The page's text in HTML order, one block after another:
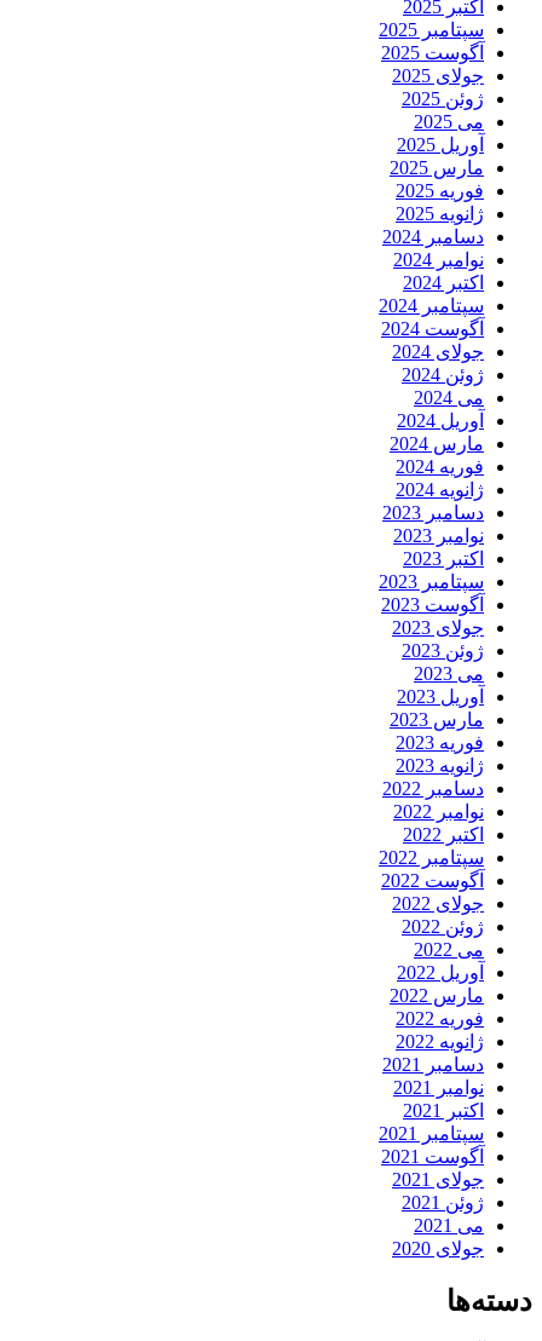
اکتبر 2025
سپتامبر 2025
آگوست 2025
جولای 2025
ژوئن 2025
می 2025
آوریل 2025
مارس 2025
فوریه 2025
ژانویه 2025
دسامبر 2024
نوامبر 2024
اکتبر 2024
سپتامبر 2024
آگوست 2024
جولای 2024
ژوئن 2024
می 2024
آوریل 2024
مارس 2024
فوریه 2024
ژانویه 2024
دسامبر 2023
نوامبر 2023
اکتبر 2023
سپتامبر 2023
آگوست 2023
جولای 2023
ژوئن 2023
می 2023
آوریل 2023
مارس 2023
فوریه 2023
ژانویه 2023
دسامبر 2022
نوامبر 2022
اکتبر 2022
سپتامبر 2022
آگوست 2022
جولای 2022
ژوئن 2022
می 2022
آوریل 2022
مارس 2022
فوریه 2022
ژانویه 2022
دسامبر 2021
نوامبر 2021
اکتبر 2021
سپتامبر 2021
آگوست 2021
جولای 2021
ژوئن 2021
می 2021
جولای 2020
دسته‌ها